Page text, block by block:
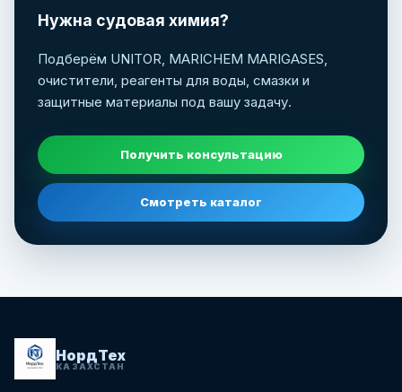
Нужна судовая химия?
Подберём UNITOR, MARICHEM MARIGASES,
очистители, реагенты для воды, смазки и
защитные материалы под вашу задачу.
Получить консультацию
Смотреть каталог
НордТех
КАЗАХСТАН